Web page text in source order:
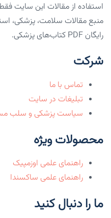
استفاده از مقالات این سایت
منبع مقالات سلامت، پزشکی،
رایگان PDF کتاب‌های پزشکی.
شرکت
تماس با ما
تبلیغات در سایت
سیاست پزشکی و سلب
محصولات ویژه
راهنمای علمی اوزمپیک
راهنمای علمی ساکسندا
ما را دنبال کنید